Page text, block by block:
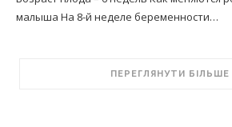
малыша На 8-й неделе беременности…
ПЕРЕГЛЯНУТИ БІЛЬШЕ